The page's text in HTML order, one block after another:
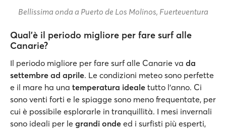
Bellissima onda a Puerto de Los Molinos, Fuerteventura
Qual'è il periodo migliore per fare surf alle
Canarie?
Il periodo migliore per fare surf alle Canarie va da
settembre ad aprile. Le condizioni meteo sono perfette
e il mare ha una temperatura ideale tutto l'anno. Ci
sono venti forti e le spiagge sono meno frequentate, per
cui è possibile esplorarle in tranquillità. I mesi invernali
sono ideali per le grandi onde ed i surfisti più esperti,